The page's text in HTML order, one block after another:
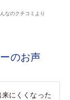
なのクチコミより
のお声
にくくなった